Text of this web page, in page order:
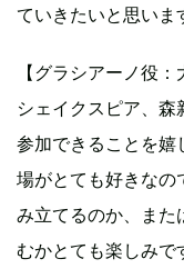
ていきたいと思いま
【グラシアーノ役：
シェイクスピア、
参加できることを嬉
場がとても好きなの
み立てるのか、また
むかとても楽しみで